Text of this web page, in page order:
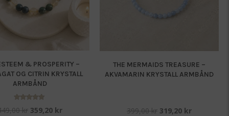
& PROSPERITY –
OG CITRIN KRYSTALL
ARMBÅND
5.00
kr Opprinnelig
359,20 krNåværende
THE MERMAIDS TREASURE –
AKVAMARIN KRYSTALL ARMBÅND
399,00kr Opprinnelig
319,20 kr